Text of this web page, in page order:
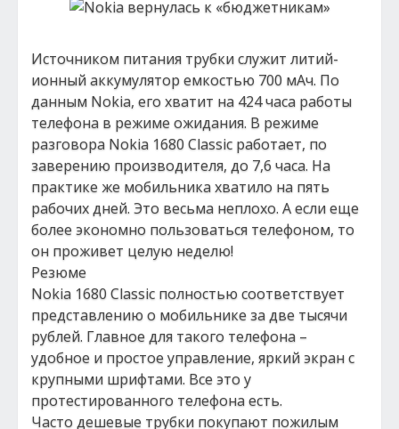
Источником питания трубки служит литий-
ионный аккумулятор емкостью 700 мАч. По
данным Nokia, его хватит на 424 часа работы
телефона в режиме ожидания. В режиме
разговора Nokia 1680 Classic работает, по
заверению производителя, до 7,6 часа. На
практике же мобильника хватило на пять
рабочих дней. Это весьма неплохо. А если еще
более экономно пользоваться телефоном, то
он проживет целую неделю!
Резюме
Nokia 1680 Classic полностью соответствует
представлению о мобильнике за две тысячи
рублей. Главное для такого телефона –
удобное и простое управление, яркий экран с
крупными шрифтами. Все это у
протестированного телефона есть.
Часто дешевые трубки покупают пожилым